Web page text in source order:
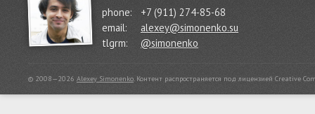
phone:
+7 (911) 274-85-68
email:
alexey@simonenko.su
tlgrm:
@simonenko
© 2008—2026 Alexey Simonenko. Контент распространяется под лицензией Creative